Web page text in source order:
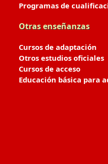
Programas de
Otras enseñanzas
Cursos de adaptación
Otros estudios oficiales
Cursos de acceso
Educación básica para